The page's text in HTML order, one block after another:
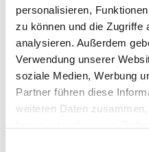
personalisieren,
zu können und die Zugriffe
analysieren. Außerdem
Verwendung unserer
soziale Medien, Werbung
Partner führen diese
weiteren Daten